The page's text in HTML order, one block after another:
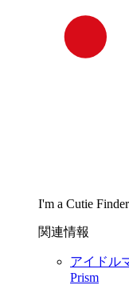
I'm a Cutie Finder
関連情報
アイドル
Prism